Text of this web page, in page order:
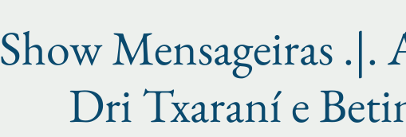
Show Mensageiras
Dri Txaraní e